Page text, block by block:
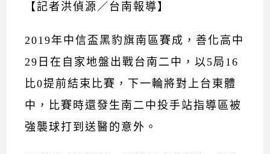
【記者洪偵源／台南報導】
2019年中信盃黑豹旗南區賽成，善化高中
29日在自家地盤出戰台南二中，以5局16
比0提前結束比賽，下一輪將對上台東體
中，比賽時還發生南二中投手站指導區被
強襲球打到送醫的意外。